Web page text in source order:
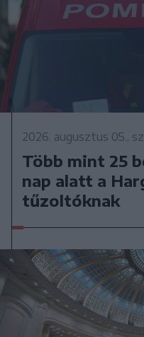
2026. augusztus 05.,
Több mint 25
nap alatt a
tűzoltóknak